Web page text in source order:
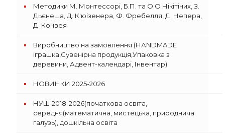
Методики М. Монтессорі, Б.П. та О.О Нікітіних, З.
Дьєнеша, Д. К'юізенера, Ф. Фребелля, Д. Непера,
Д. Конвея
Виробництво на замовлення (НАNDMADE
іграшка,Сувенірна продукція,Упаковка з
деревини, Адвент-календарі, Інвентар)
НОВИНКИ 2025-2026
НУШ 2018-2026(початкова освіта,
середня(математична, мистецька, природнича
галузь), дошкільна освіта